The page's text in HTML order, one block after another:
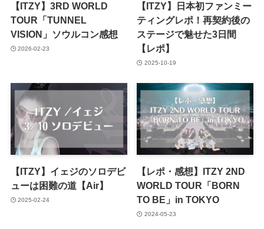
【ITZY】3RD WORLD
TOUR「TUNNEL
VISION」ソウルコン感想
2026-02-23
【ITZY】日本初ファンミー
ティングレポ！再契約後の
ステージで魅せた3日間
【レポ】
2025-10-19
【ITZY】イェジのソロデビ
ューは困難の道【Air】
2025-02-24
【レポ・感想】ITZY 2ND
WORLD TOUR「BORN
TO BE」in TOKYO
2024-05-23